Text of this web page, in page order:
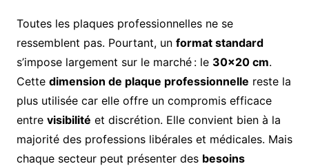
Toutes les plaques professionnelles ne se
ressemblent pas. Pourtant, un format standard
s’impose largement sur le marché : le 30×20 cm.
Cette dimension de plaque professionnelle reste la
plus utilisée car elle offre un compromis efficace
entre visibilité et discrétion. Elle convient bien à la
majorité des professions libérales et médicales. Mais
chaque secteur peut présenter des besoins